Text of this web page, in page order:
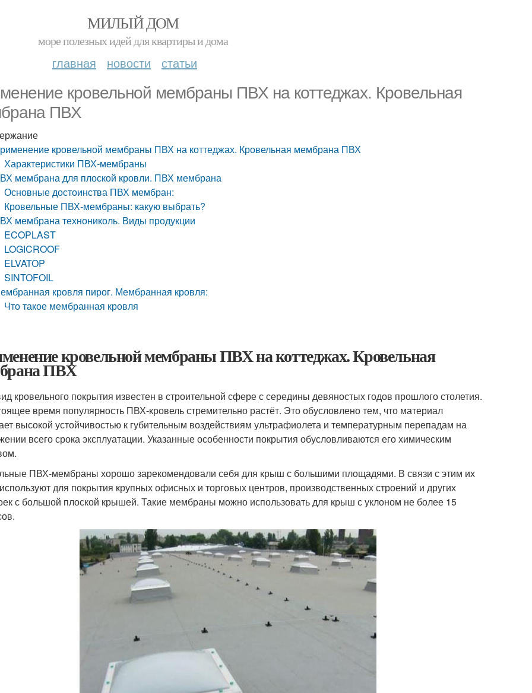
МИЛЫЙ ДОМ
море полезных идей для квартиры и дома
главная новости статьи
кровельной мембраны ПВХ на коттеджах. Кровельная
ПВХ
кровельной мембраны ПВХ на коттеджах. Кровельная мембрана ПВХ
Характеристики ПВХ-мембраны
мембрана для плоской кровли. ПВХ мембрана
Основные достоинства ПВХ мембран:
Кровельные ПВХ-мембраны: какую выбрать?
мембрана технониколь. Виды продукции
ECOPLAST
LOGICROOF
ELVATOP
SINTOFOIL
кровля пирог. Мембранная кровля:
Что такое мембранная кровля
кровельной мембраны ПВХ на коттеджах. Кровельная
ПВХ
кровельного покрытия известен в строительной сфере с середины девяностых годов прошлого столетия.
время популярность ПВХ-кровель стремительно растёт. Это обусловлено тем, что материал
высокой устойчивостью к губительным воздействиям ультрафиолета и температурным перепадам на
всего срока эксплуатации. Указанные особенности покрытия обусловливаются его химическим
ПВХ-мембраны хорошо зарекомендовали себя для крыш с большими площадями. В связи с этим их
для покрытия крупных офисных и торговых центров, производственных строений и других
с большой плоской крышей. Такие мембраны можно использовать для крыш с уклоном не более 15